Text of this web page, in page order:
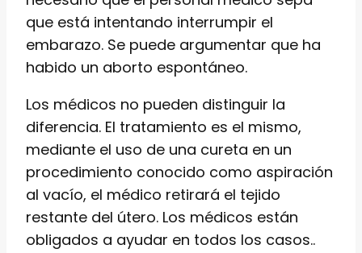
que está intentando interrumpir el
embarazo. Se puede argumentar que ha
habido un aborto espontáneo.
Los médicos no pueden distinguir la
diferencia. El tratamiento es el mismo,
mediante el uso de una cureta en un
procedimiento conocido como aspiración
al vacío, el médico retirará el tejido
restante del útero. Los médicos están
obligados a ayudar en todos los casos..